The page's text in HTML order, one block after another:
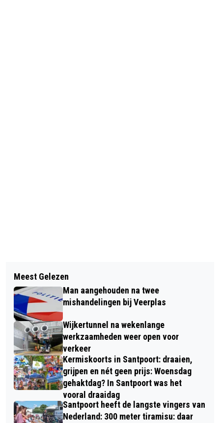
‘HULPELOZE DIERTJES KUNNEN GEEN
GELD OPHALEN’: STUDENTEN KOKEN
VOOR HET GOEDE DOEL
CODE GEEL IN NOORD-HOLLAND
VANWEGE GLADHEID DOOR
SNEEUWVAL
Meest Gelezen
Man aangehouden na twee
mishandelingen bij Veerplas
Wijkertunnel na wekenlange
werkzaamheden weer open voor
verkeer
Kermiskoorts in Santpoort: draaien,
grijpen en nét geen prijs: Woensdag
gehaktdag? In Santpoort was het
vooral draaidag
Santpoort heeft de langste vingers van
Nederland: 300 meter tiramisu: daar